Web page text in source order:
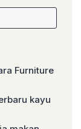
Furniture
kayu